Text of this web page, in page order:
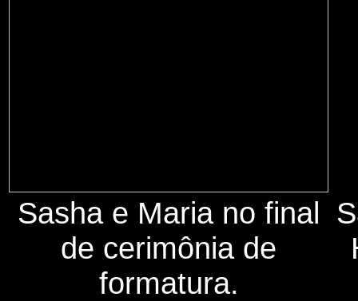
Sasha e Maria no final
de cerimônia de
formatura.